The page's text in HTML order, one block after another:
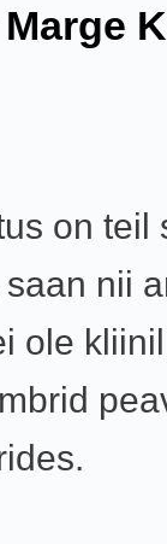
on teil
nii
ole